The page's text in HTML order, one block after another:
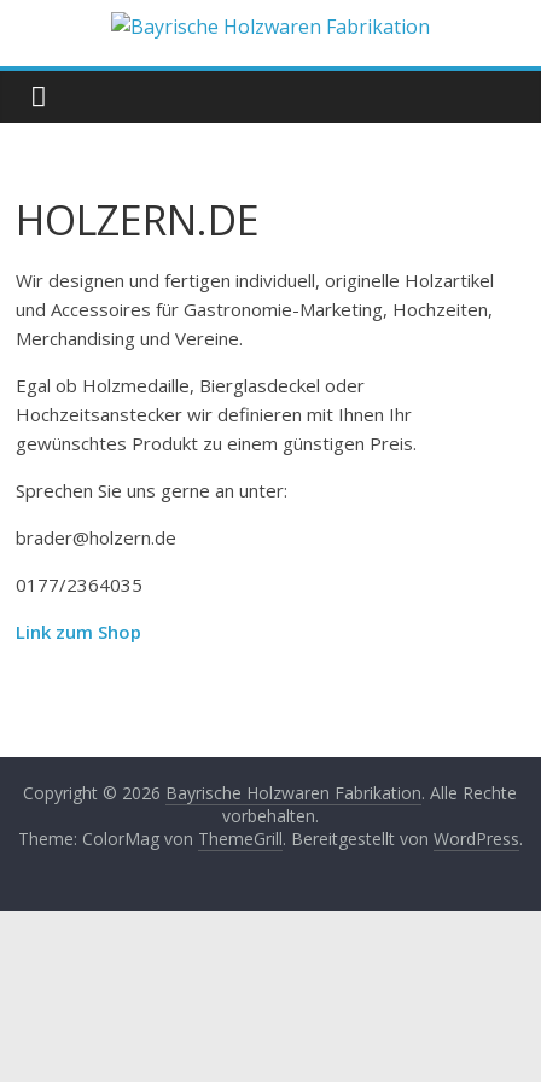
springen
Bayrische
Holzwaren
Fabrikation
HOLZERN.DE
Wir designen und fertigen individuell, originelle Holzartikel
und Accessoires für Gastronomie-Marketing, Hochzeiten,
Merchandising und Vereine.
Egal ob Holzmedaille, Bierglasdeckel oder
Hochzeitsanstecker wir definieren mit Ihnen Ihr
gewünschtes Produkt zu einem günstigen Preis.
Sprechen Sie uns gerne an unter:
brader@holzern.de
0177/2364035
Link zum Shop
Copyright © 2026 Bayrische Holzwaren Fabrikation. Alle Rechte
vorbehalten.
Theme: ColorMag von ThemeGrill. Bereitgestellt von WordPress.